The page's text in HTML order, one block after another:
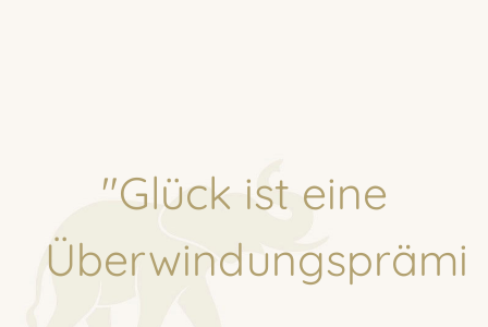
"Glück ist eine